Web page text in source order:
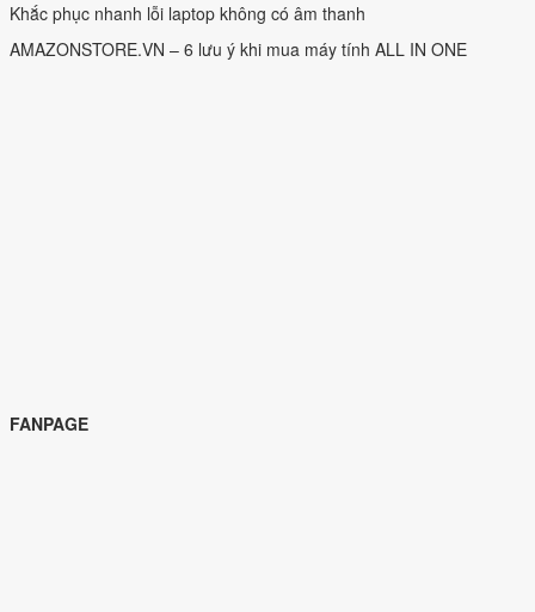
Khắc phục nhanh lỗi laptop không có âm thanh
AMAZONSTORE.VN – 6 lưu ý khi mua máy tính ALL IN ONE
FANPAGE